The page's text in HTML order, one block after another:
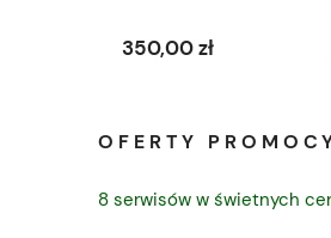
350,00 zł
OFERTY
8 serwisów w świetnych